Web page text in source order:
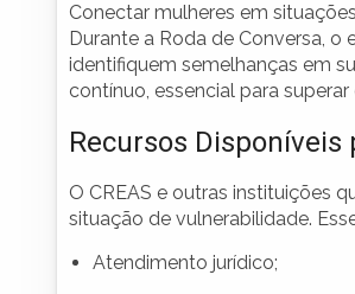
Conectar mulheres em
Durante a Roda de Conversa,
identifiquem semelhanças em
contínuo, essencial para
Recursos
O CREAS e outras instituições
situação de vulnerabilidade.
Atendimento jurídico;